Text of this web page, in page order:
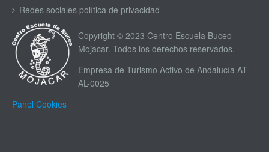
Redes sociales política de privacidad
Copyright © 2023 Centro Escuela Buceo
Mojacar. Todos los derechos reservados.
Empresa de Turismo Activo de Andalucía AT-
AL-0025
Panel Cookies